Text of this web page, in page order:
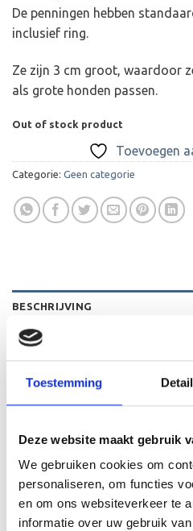
Toestemming
Deze website maakt gebruik
We gebruiken cookies om
personaliseren, om functies
en om ons websiteverkeer te
informatie over uw gebruik
De penningen hebben
inclusief ring.
Ze zijn 3 cm groot, waardoor
als grote honden passen.
Out of stock product
Toevoegen
Categorie: Geen categorie
BESCHRIJVING
BEOORDELINGEN (0)
Gelaserde gepersonaliseerde
op kleine honden als grote
GERELATEERDE